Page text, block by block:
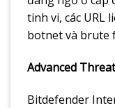
tinh vi, các URL
botnet và brute
Advanced
Bitdefender